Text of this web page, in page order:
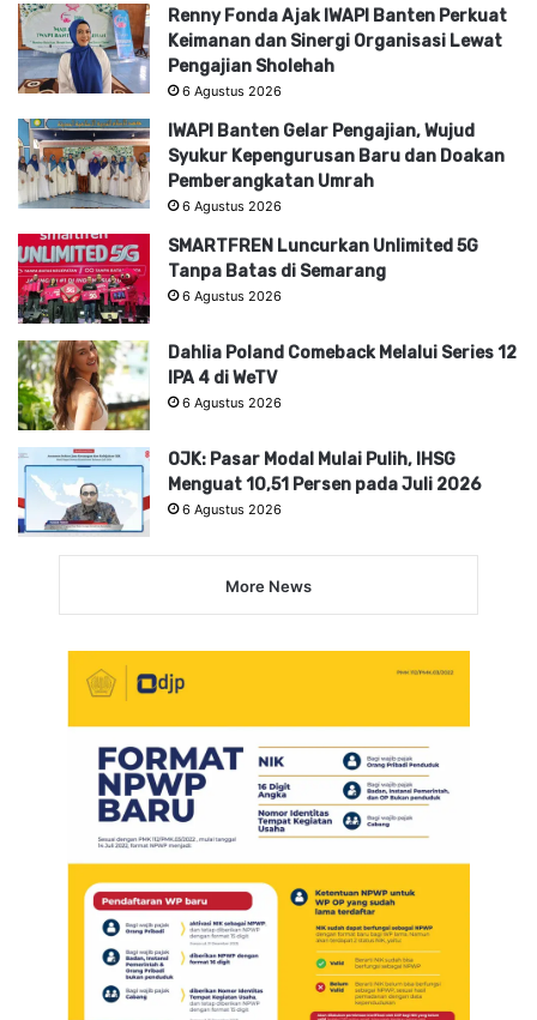
Renny Fonda Ajak IWAPI Banten Perkuat
Keimanan dan Sinergi Organisasi Lewat
Pengajian Sholehah
6 Agustus 2026
IWAPI Banten Gelar Pengajian, Wujud
Syukur Kepengurusan Baru dan Doakan
Pemberangkatan Umrah
6 Agustus 2026
SMARTFREN Luncurkan Unlimited 5G
Tanpa Batas di Semarang
6 Agustus 2026
Dahlia Poland Comeback Melalui Series 12
IPA 4 di WeTV
6 Agustus 2026
OJK: Pasar Modal Mulai Pulih, IHSG
Menguat 10,51 Persen pada Juli 2026
6 Agustus 2026
More News